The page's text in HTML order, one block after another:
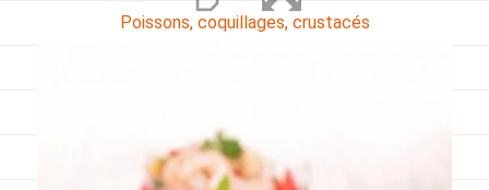
Poissons, coquillages, crustacés
Sans lactose